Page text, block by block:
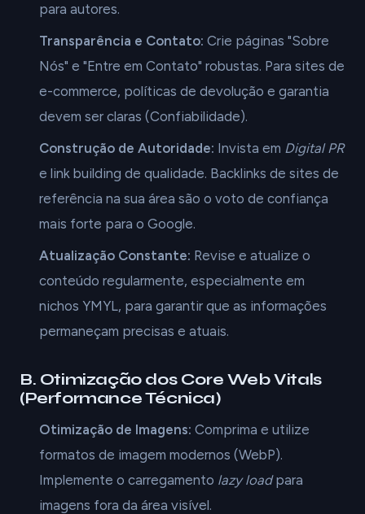
para autores.
Transparência e Contato: Crie páginas "Sobre
Nós" e "Entre em Contato" robustas. Para sites de
e-commerce, políticas de devolução e garantia
devem ser claras (Confiabilidade).
Construção de Autoridade: Invista em Digital PR
e link building de qualidade. Backlinks de sites de
referência na sua área são o voto de confiança
mais forte para o Google.
Atualização Constante: Revise e atualize o
conteúdo regularmente, especialmente em
nichos YMYL, para garantir que as informações
permaneçam precisas e atuais.
B. Otimização dos Core Web Vitals
(Performance Técnica)
Otimização de Imagens: Comprima e utilize
formatos de imagem modernos (WebP).
Implemente o carregamento lazy loadpara
imagens fora da área visível.